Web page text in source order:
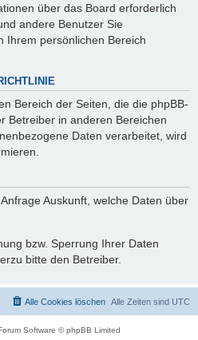
über das Board erforderlich
andere Benutzer Sie
Ihrem persönlichen Bereich
Bereich der Seiten, die die phpBB-
Betreiber in anderen Bereichen
Daten verarbeitet, wird
Auskunft, welche Daten über
bzw. Sperrung Ihrer Daten
bitte den Betreiber.
Alle Zeiten sind UTC
Alle Cookies löschen
Software © phpBB Limited